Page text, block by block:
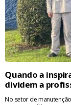
Quando a
dividem a
No setor de